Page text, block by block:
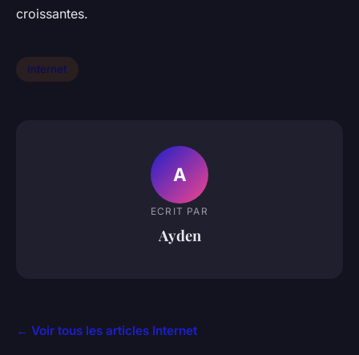
croissantes.
Internet
A
ECRIT PAR
Ayden
← Voir tous les articles Internet